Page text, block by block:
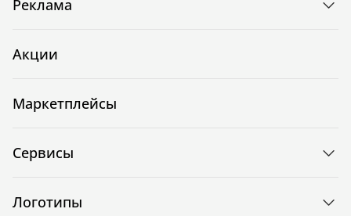
Реклама
Акции
Маркетплейсы
Сервисы
Логотипы